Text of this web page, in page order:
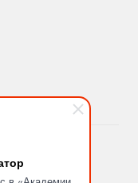
Здоровья»